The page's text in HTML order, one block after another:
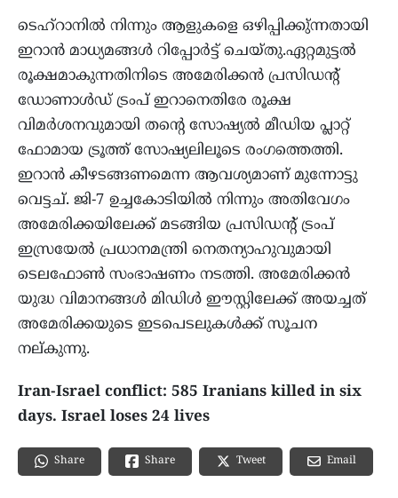
ടെഹ്‌റാനില്‍ നിന്നും ആളുകളെ ഒഴിപ്പിക്കു്ന്നതായി
ഇറാന്‍ മാധ്യമങ്ങള്‍ റിപ്പോര്‍ട്ട് ചെയ്തു.ഏറ്റമുട്ടല്‍
രൂക്ഷമാകുന്നതിനിടെ അമേരിക്കന്‍ പ്രസിഡന്റ്
ഡോണാള്‍ഡ് ട്രംപ് ഇറാനെതിരേ രൂക്ഷ
വിമര്‍ശനവുമായി തന്റെ സോഷ്യല്‍ മീഡിയ പ്ലാറ്റ്
ഫോമായ ട്രൂത്ത് സോഷ്യലിലൂടെ രംഗത്തെത്തി.
ഇറാന്‍ കീഴടങ്ങണമെന്ന ആവശ്യമാണ് മുന്നോട്ടു
വെട്ടച്. ജി-7 ഉച്ചകോടിയില്‍ നിന്നും അതിവേഗം
അമേരിക്കയിലേക്ക് മടങ്ങിയ പ്രസിഡന്റ് ട്രംപ്
ഇസ്രയേല്‍ പ്രധാനമന്ത്രി നെതന്യാഹുവുമായി
ടെലഫോണ്‍ സംഭാഷണം നടത്തി. അമേരിക്കന്‍
യുദ്ധ വിമാനങ്ങള്‍ മിഡിള്‍ ഈസ്റ്റിലേക്ക് അയച്ചത്
അമേരിക്കയുടെ ഇടപെടലുകള്‍ക്ക് സൂചന
നല്കുന്നു.
Iran-Israel conflict: 585 Iranians killed in six
days. Israel loses 24 lives
Share Share Tweet Email